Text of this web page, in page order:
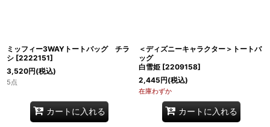
ミッフィー3WAYトートバッグ チラ
シ [2222151]
3,520円(税込)
5点
カートに入れる
＜ディズニーキャラクター＞トートバ
ッグ
白雪姫 [2209158]
2,445円(税込)
在庫わずか
カートに入れる